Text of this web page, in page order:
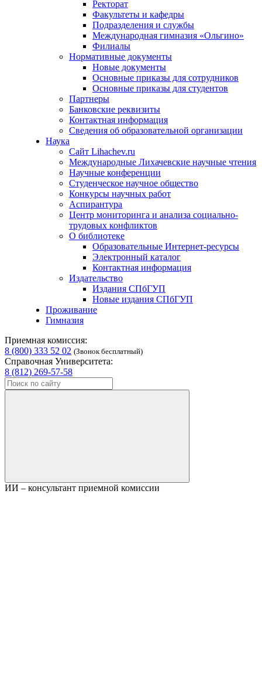
Ректорат
Факультеты и кафедры
Подразделения и службы
Международная гимназия «Ольгино»
Филиалы
Нормативные документы
Новые документы
Основные приказы для сотрудников
Основные приказы для студентов
Партнеры
Банковские реквизиты
Контактная информация
Сведения об образовательной организации
Наука
Сайт Lihachev.ru
Международные Лихачевские научные чтения
Научные конференции
Студенческое научное общество
Конкурсы научных работ
Аспирантура
Центр мониторинга и анализа социально-
трудовых конфликтов
О библиотеке
Образовательные Интернет-ресурсы
Электронный каталог
Контактная информация
Издательство
Издания СПбГУП
Новые издания СПбГУП
Проживание
Гимназия
Приемная комиссия:
8 (800) 333 52 02 (Звонок бесплатный)
Справочная Университета:
8 (812) 269-57-58
ИИ – консультант приемной комиссии